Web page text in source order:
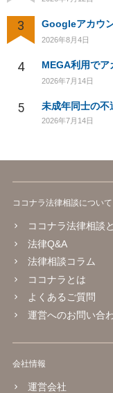
3 Googleアカウ
2026年8月4日
4 MEGA利用でア
2026年7月14日
5 未成年同士の不
2026年7月14日
ココナラ法律相談について
ココナラ法律相談
法律Q&A
法律相談コラム
ココナラとは
よくあるご質問
運営へのお問い合
会社情報
運営会社